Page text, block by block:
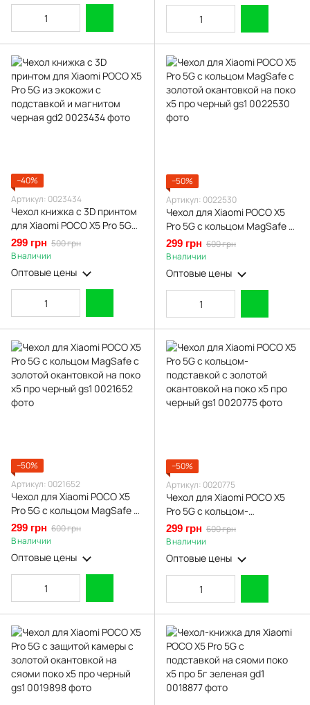
−40%
Артикул: 0023434
Чехол книжка с 3D принтом
для Xiaomi POCO X5 Pro 5G
из экокожи с подставкой и
магнитом черная gd2
299 грн 500 грн
В наличии
Оптовые цены
−50%
Артикул: 0022530
Чехол для Xiaomi POCO X5
Pro 5G с кольцом MagSafe с
золотой окантовкой на поко
х5 про черный gs1
299 грн 600 грн
В наличии
Оптовые цены
−50%
Артикул: 0021652
Чехол для Xiaomi POCO X5
Pro 5G с кольцом MagSafe с
золотой окантовкой на поко
х5 про черный gs1
299 грн 600 грн
В наличии
Оптовые цены
−50%
Артикул: 0020775
Чехол для Xiaomi POCO X5
Pro 5G с кольцом-
подставкой с золотой
окантовкой на поко х5 про
черный gs1
299 грн 600 грн
В наличии
Оптовые цены